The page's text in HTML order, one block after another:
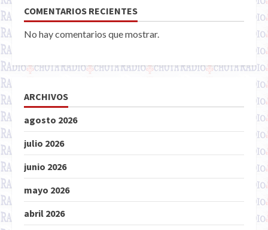
COMENTARIOS RECIENTES
No hay comentarios que mostrar.
ARCHIVOS
agosto 2026
julio 2026
junio 2026
mayo 2026
abril 2026